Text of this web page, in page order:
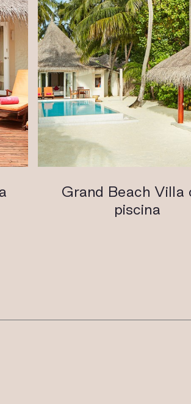
Grand Beach Villa
piscina